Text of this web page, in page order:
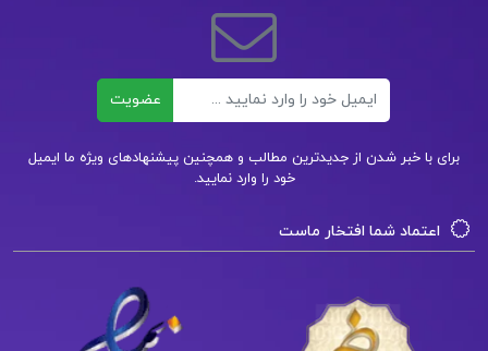
دانلود فایل PDF کتاب تحلیل تکنیکال بازار سرمایه
جان مورفی
پاتریک کینگ
دانلود فایل PDF کتاب لغت خونه عربی میثم فلاح
عضویت
برای با خبر شدن از جدیدترین مطالب و همچنین پیشنهادهای ویژه ما ایمیل
خود را وارد نمایید.
اعتماد شما افتخار ماست